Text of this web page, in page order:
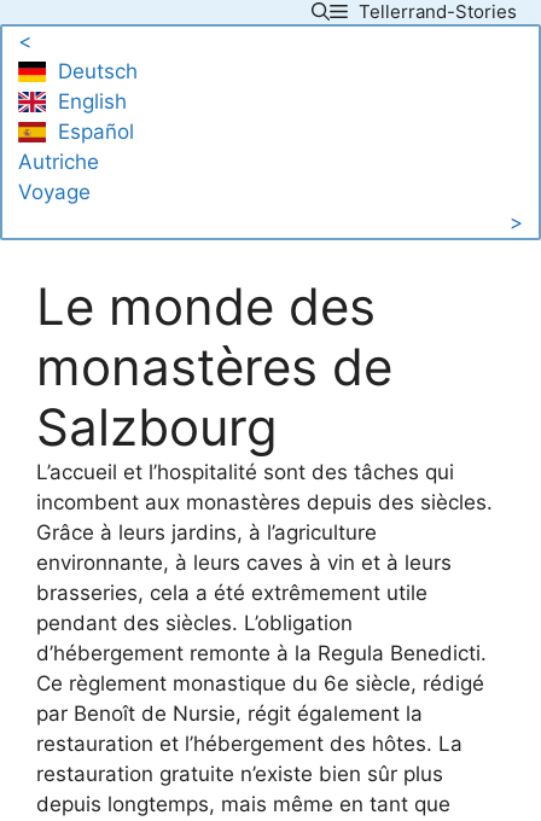
content
Tellerrand-Stories
<
Deutsch
English
Español
Autriche
Voyage
>
Le monde des
monastères de
Salzbourg
L’accueil et l’hospitalité sont des tâches qui
incombent aux monastères depuis des siècles.
Grâce à leurs jardins, à l’agriculture
environnante, à leurs caves à vin et à leurs
brasseries, cela a été extrêmement utile
pendant des siècles. L’obligation
d’hébergement remonte à la Regula Benedicti.
Ce règlement monastique du 6e siècle, rédigé
par Benoît de Nursie, régit également la
restauration et l’hébergement des hôtes. La
restauration gratuite n’existe bien sûr plus
depuis longtemps, mais même en tant que